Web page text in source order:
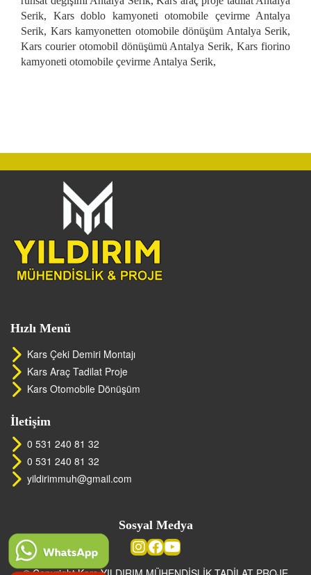
Serik, Kars doblo kamyoneti otomobile çevirme Antalya
Serik, Kars kamyonetten otomobile dönüşüm Antalya Serik,
Kars courier otomobil dönüşümü Antalya Serik, Kars fiorino
kamyoneti otomobile çevirme Antalya Serik,
Hızlı Menü
Kars Çeki Demiri Montajı
Kars Araç Tadilat Proje
Kars Otomobile Dönüşüm
İletişim
0 531 240 81 32
0 531 240 81 32
yildirimmuh@gmail.com
Sosyal Medya